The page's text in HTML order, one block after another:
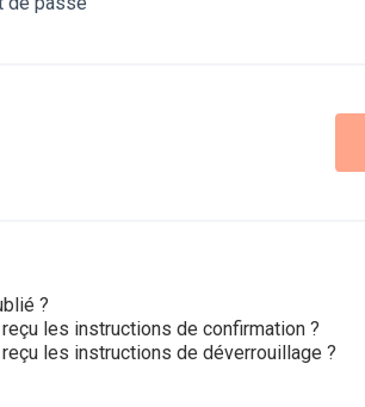
?
reçu les instructions de confirmation ?
reçu les instructions de déverrouillage ?